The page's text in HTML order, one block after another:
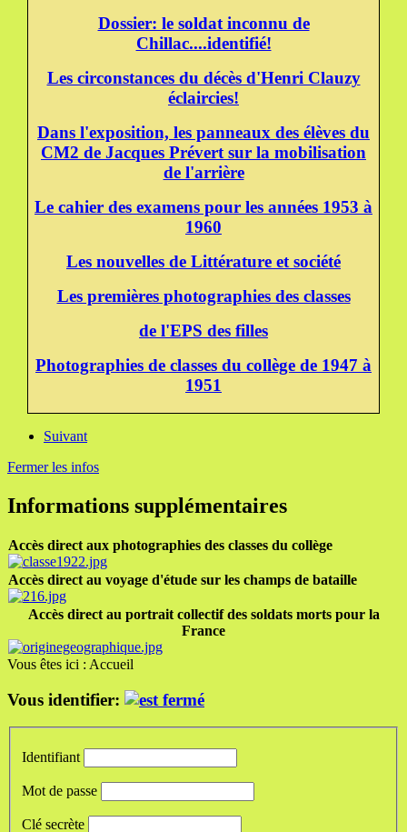
Dossier: le soldat inconnu de
Chillac....identifié!
Les circonstances du décès d'Henri Clauzy
éclaircies!
Dans l'exposition, les panneaux des élèves du
CM2 de Jacques Prévert sur la mobilisation
de l'arrière
Le cahier des examens pour les années 1953 à
1960
Les nouvelles de Littérature et société
Les premières photographies des classes
de l'EPS des filles
Photographies de classes du collège de 1947 à
1951
Suivant
Fermer les infos
Informations supplémentaires
Accès direct aux photographies des classes du collège
Accès direct au voyage d'étude sur les champs de bataille
Accès direct au portrait collectif des soldats morts pour la
France
Vous êtes ici : Accueil
Vous identifier:
Identifiant
Mot de passe
Clé secrète